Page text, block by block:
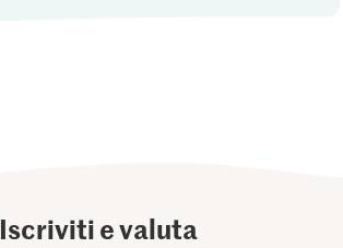
Iscriviti e valuta